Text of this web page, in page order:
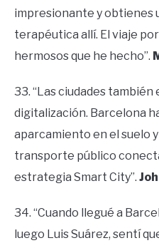
impresionante y obtienes
terapéutica allí. El viaje
hermosos que he hecho”.
33. “Las ciudades
digitalización. Barcelona
aparcamiento en el suelo
transporte público
estrategia Smart City”.
34. “Cuando llegué a
luego Luis Suárez, sentí